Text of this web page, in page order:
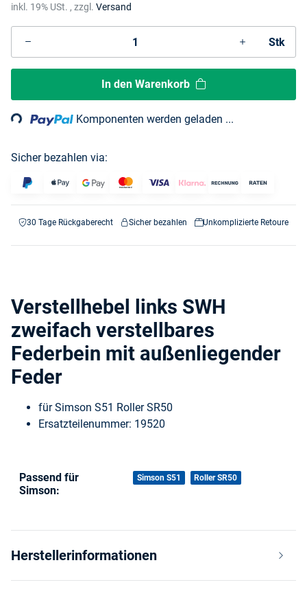
inkl. 19% USt. , zzgl. Versand
Stk
In den Warenkorb
Komponenten werden geladen ...
Sicher bezahlen via:
30 Tage Rückgaberecht Sicher bezahlen Unkomplizierte Retoure
Verstellhebel links SWH
zweifach verstellbares
Federbein mit außenliegender
Feder
für Simson S51 Roller SR50
Ersatzteilenummer: 19520
Produkteigenschaft
Wert
Passend für
Simson:
Simson S51 Roller SR50
Herstellerinformationen